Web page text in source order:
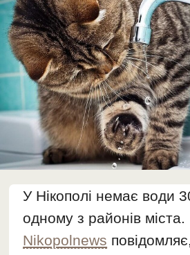
У Нікополі немає води
одному з районів
Nikopolnews повідомляє,